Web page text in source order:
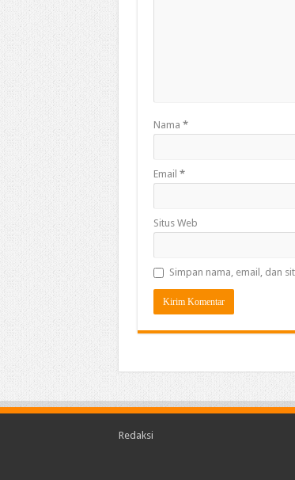
Nama *
Email *
Situs Web
Simpan nama, email, dan
Redaksi